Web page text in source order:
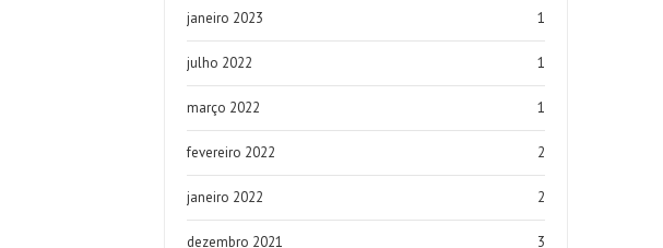
janeiro 2023 1
julho 2022 1
março 2022 1
fevereiro 2022 2
janeiro 2022 2
dezembro 2021 3